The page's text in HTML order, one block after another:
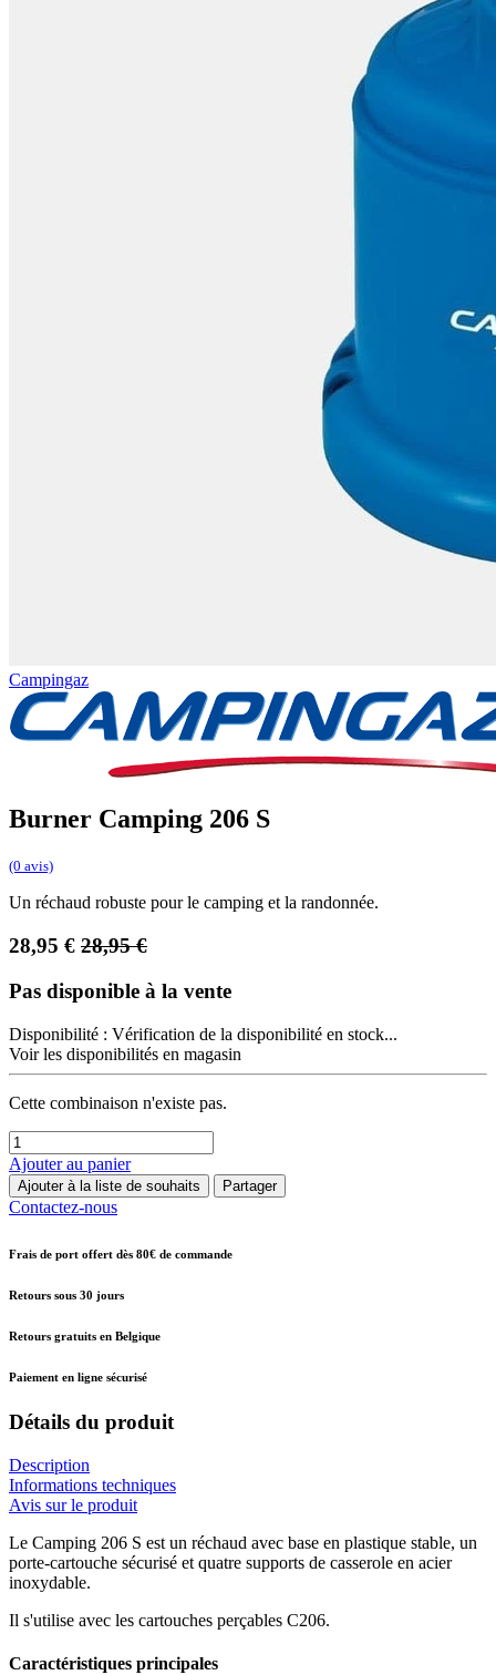
Campingaz
Burner Camping 206 S
(0 avis)
Un réchaud robuste pour le camping et la randonnée.
28,95 € 28,95€
Pas disponible à la vente
Disponibilité : Vérification de la disponibilité en stock...
Voir les disponibilités en magasin
Cette combinaison n'existe pas.
Ajouter au panier
Ajouter à la liste de souhaits Partager
Contactez-nous
Frais de port offert dès 80€ de commande
Retours sous 30 jours
Retours gratuits en Belgique
Paiement en ligne sécurisé
Détails du produit
Description
Informations techniques
Avis sur le produit
Le Camping 206 S est un réchaud avec base en plastique stable, un
porte-cartouche sécurisé et quatre supports de casserole en acier
inoxydable.
Il s'utilise avec les cartouches perçables C206.
Caractéristiques principales